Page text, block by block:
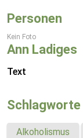
Personen
Kein Foto
Ann Ladiges
Text
Schlagworte
Alkoholismus